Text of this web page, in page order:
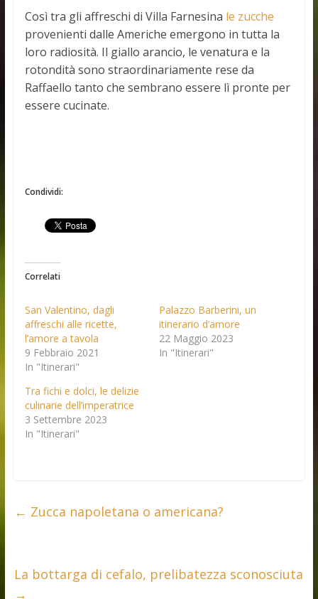
Così tra gli affreschi di Villa Farnesina le zucche
provenienti dalle Americhe emergono in tutta la
loro radiosità. Il giallo arancio, le venatura e la
rotondità sono straordinariamente rese da
Raffaello tanto che sembrano essere lì pronte per
essere cucinate.
Condividi:
Correlati
San Valentino, dagli
affreschi alle ricette,
l’amore a tavola
9 Febbraio 2021
In "Itinerari"
Palazzo Barberini, un
itinerario d’amore
22 Maggio 2023
In "Itinerari"
Tra fichi e dolci, le delizie
culinarie dell’imperatrice
3 Settembre 2023
In "Itinerari"
← Zucca napoletana o americana?
La bottarga di cefalo, prelibatezza sconosciuta
→